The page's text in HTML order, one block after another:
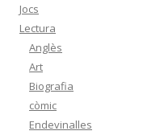
Jocs
Lectura
Anglès
Art
Biografia
còmic
Endevinalles